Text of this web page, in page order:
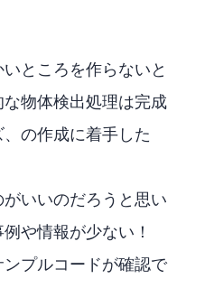
ところを作らないと
物体検出処理は完成
の作成に着手した
で作るのがいいのだろうと思い
や情報が少ない！
ンプルコードが確認で